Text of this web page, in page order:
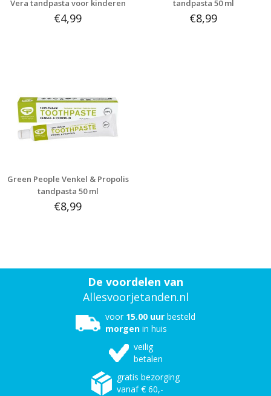
Vera tandpasta voor kinderen
50 ml
€4,99
tandpasta 50 ml
€8,99
Green People Venkel & Propolis
tandpasta 50 ml
€8,99
De voordelen van
Allesvoorjetanden.nl
voor 15.00 uur besteld
morgen in huis
veilig
betalen
gratis bezorging
vanaf € 60,-